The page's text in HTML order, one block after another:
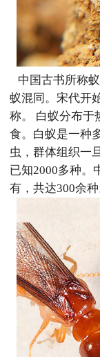
中国古书所称
蚁混同。宋代开
称。 白蚁分布于
食。白蚁是一种
虫，群体组织一
已知2000多种。
有，共达300余种